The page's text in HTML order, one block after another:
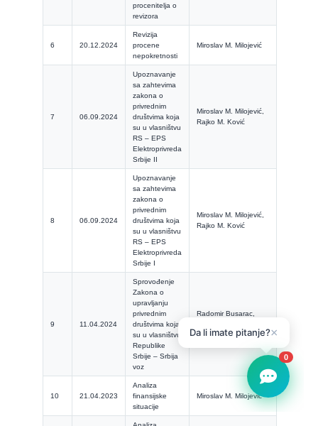
procenitelja o
revizora
6 20.12.2024
Revizija
procene
nepokretnosti
Miroslav M. Milojević
7 06.09.2024
Upoznavanje
sa zahtevima
zakona o
privrednim
društvima koja
su u vlasništvu
RS – EPS
Elektroprivreda
Srbije II
Miroslav M. Milojević,
Rajko M. Ković
8 06.09.2024
Upoznavanje
sa zahtevima
zakona o
privrednim
društvima koja
su u vlasništvu
RS – EPS
Elektroprivreda
Srbije I
Miroslav M. Milojević,
Rajko M. Ković
9 11.04.2024
Sprovođenje
Zakona o
upravljanju
privrednim
društvima koja
su u vlasništvu
Republike
Srbije – Srbija
voz
Radomir Busarac,
M. Milojević
10 21.04.2023
Analiza
finansijske
situacije
Miroslav M. Milojević